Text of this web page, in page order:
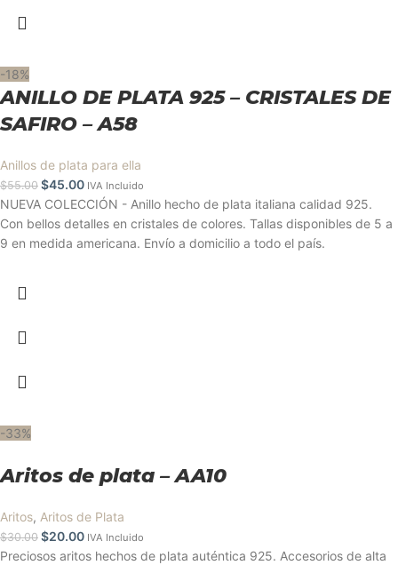
-18%
ANILLO DE PLATA 925 – CRISTALES DE
SAFIRO – A58
Anillos de plata para ella
$55.00 $45.00 IVA Incluido
NUEVA COLECCIÓN - Anillo hecho de plata italiana calidad 925.
Con bellos detalles en cristales de colores. Tallas disponibles de 5 a
9 en medida americana. Envío a domicilio a todo el país.
-33%
Aritos de plata – AA10
Aritos, Aritos de Plata
$30.00 $20.00 IVA Incluido
Preciosos aritos hechos de plata auténtica 925. Accesorios de alta